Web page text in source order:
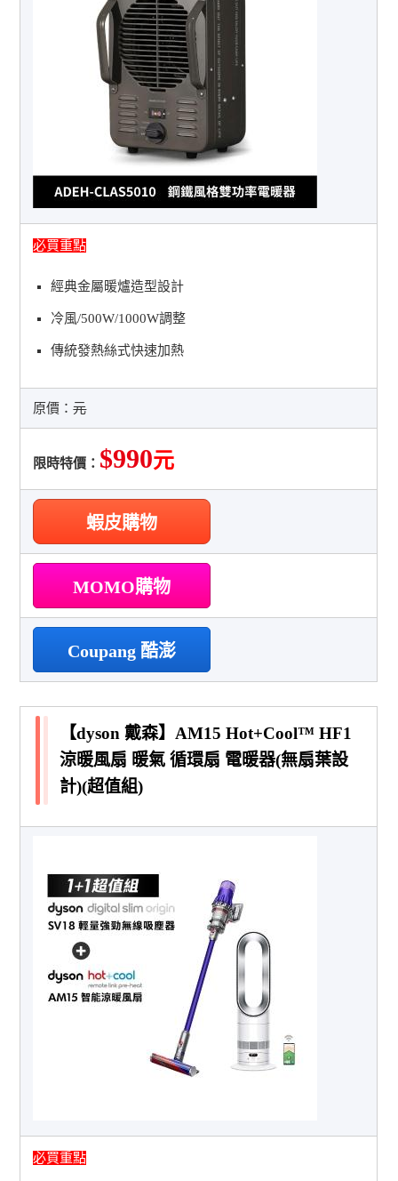
必買重點
經典金屬暖爐造型設計
冷風/500W/1000W調整
傳統發熱絲式快速加熱
原價：元
限時特價： $990元
蝦皮購物
MOMO購物
Coupang 酷澎
【dyson 戴森】AM15 Hot+Cool™ HF1
涼暖風扇 暖氣 循環扇 電暖器(無扇葉設
計)(超值組)
必買重點